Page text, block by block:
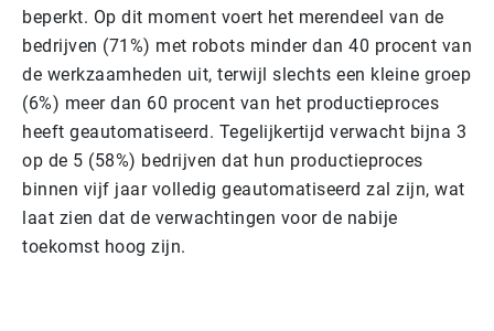
beperkt. Op dit moment voert het merendeel van de
bedrijven (71%) met robots minder dan 40 procent van
de werkzaamheden uit, terwijl slechts een kleine groep
(6%) meer dan 60 procent van het productieproces
heeft geautomatiseerd. Tegelijkertijd verwacht bijna 3
op de 5 (58%) bedrijven dat hun productieproces
binnen vijf jaar volledig geautomatiseerd zal zijn, wat
laat zien dat de verwachtingen voor de nabije
toekomst hoog zijn.